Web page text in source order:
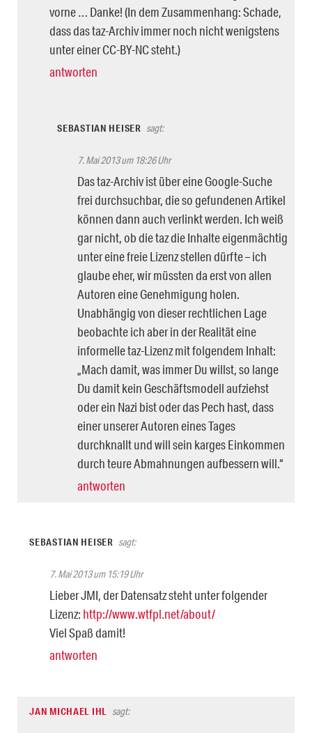
vorne … Danke! (In dem Zusammenhang: Schade,
dass das taz-Archiv immer noch nicht wenigstens
unter einer CC-BY-NC steht.)
antworten
SEBASTIAN HEISER sagt:
7. Mai 2013 um 18:26 Uhr
Das taz-Archiv ist über eine Google-Suche
frei durchsuchbar, die so gefundenen Artikel
können dann auch verlinkt werden. Ich weiß
gar nicht, ob die taz die Inhalte eigenmächtig
unter eine freie Lizenz stellen dürfte – ich
glaube eher, wir müssten da erst von allen
Autoren eine Genehmigung holen.
Unabhängig von dieser rechtlichen Lage
beobachte ich aber in der Realität eine
informelle taz-Lizenz mit folgendem Inhalt:
„Mach damit, was immer Du willst, so lange
Du damit kein Geschäftsmodell aufziehst
oder ein Nazi bist oder das Pech hast, dass
einer unserer Autoren eines Tages
durchknallt und will sein karges Einkommen
durch teure Abmahnungen aufbessern will.“
antworten
SEBASTIAN HEISER sagt:
7. Mai 2013 um 15:19 Uhr
Lieber JMI, der Datensatz steht unter folgender
Lizenz: http://www.wtfpl.net/about/
Viel Spaß damit!
antworten
JAN MICHAEL IHL sagt: